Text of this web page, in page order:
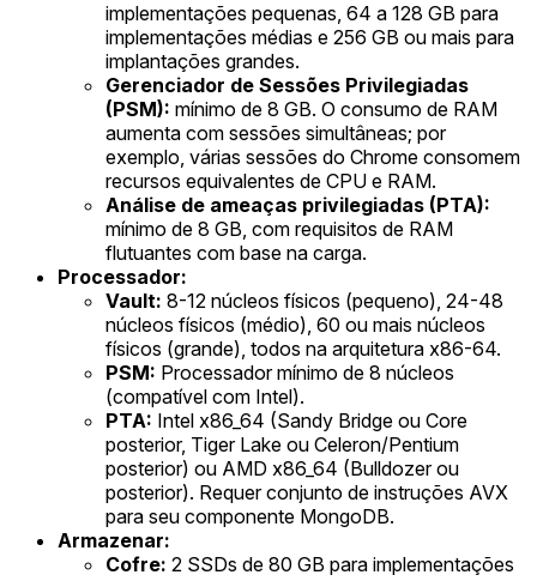
implementações pequenas, 64 a 128 GB para
implementações médias e 256 GB ou mais para
implantações grandes.
Gerenciador de Sessões Privilegiadas
(PSM): mínimo de 8 GB. O consumo de RAM
aumenta com sessões simultâneas; por
exemplo, várias sessões do Chrome consomem
recursos equivalentes de CPU e RAM.
Análise de ameaças privilegiadas (PTA):
mínimo de 8 GB, com requisitos de RAM
flutuantes com base na carga.
Processador:
Vault: 8-12 núcleos físicos (pequeno), 24-48
núcleos físicos (médio), 60 ou mais núcleos
físicos (grande), todos na arquitetura x86-64.
PSM: Processador mínimo de 8 núcleos
(compatível com Intel).
PTA: Intel x86_64 (Sandy Bridge ou Core
posterior, Tiger Lake ou Celeron/Pentium
posterior) ou AMD x86_64 (Bulldozer ou
posterior). Requer conjunto de instruções AVX
para seu componente MongoDB.
Armazenar:
Cofre: 2 SSDs de 80 GB para implementações